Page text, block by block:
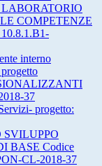
LABORATORIO
COMPETENZE
interno
37
progetto:
SVILUPPO
BASE Codice
CL-2018-37